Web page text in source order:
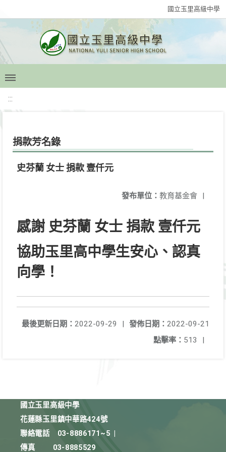
國立玉里高級中學
:::
捐款芳名錄
史芬蘭 女士 捐款 壹仟元
發布單位： 教育基金會 |
感謝 史芬蘭 女士 捐款 壹仟元
協助玉里高中學生安心、認真
向學！
發佈日期： 2022-09-21
最後更新日期： 2022-09-29
|
點擊率： 513 |
國立玉里高級中學
花蓮縣玉里鎮中華路424號
聯絡電話
03-8886171~5
傳真
03-8885529